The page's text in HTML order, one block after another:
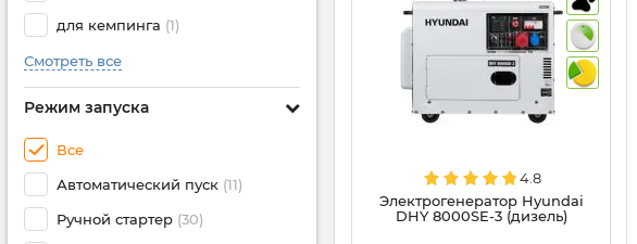
для кемпинга (1)
Смотреть все
Режим запуска
Все
Автоматический пуск (11)
Ручной стартер (30)
4.8
Электрогенератор Hyundai
DHY 8000SE-3 (дизель)